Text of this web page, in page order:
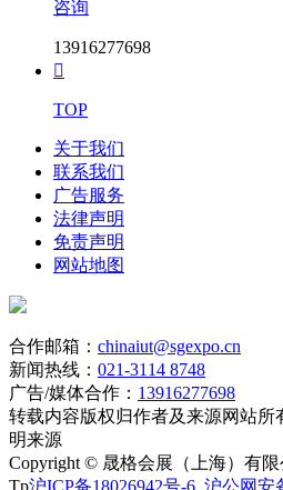
咨询
13916277698

TOP
关于我们
联系我们
广告服务
法律声明
免责声明
网站地图
合作邮箱： chinaiut@sgexpo.cn
新闻热线： 021-3114 8748
广告/媒体合作： 13916277698
转载内容版权归作者及来源网站所
明来源
Copyright © 晟格会展（上海）有限
Tp沪ICP备18026942号-6 沪公网安